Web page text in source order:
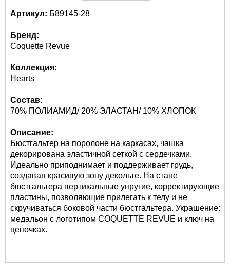
Артикул: Б89145-28
Бренд:
Coquette Revue
Коллекция:
Hearts
Состав:
70% ПОЛИАМИД/ 20% ЭЛАСТАН/ 10% ХЛОПОК
Описание:
Бюстгальтер на поролоне на каркасах, чашка
декорирована эластичной сеткой с сердечками.
Идеально приподнимает и поддерживает грудь,
создавая красивую зону декольте. На стане
бюстгальтера вертикальные упругие, корректирующие
пластины, позволяющие прилегать к телу и не
скручиваться боковой части бюстгальтера. Украшение:
медальон с логотипом COQUETTE REVUE и ключ на
цепочках.